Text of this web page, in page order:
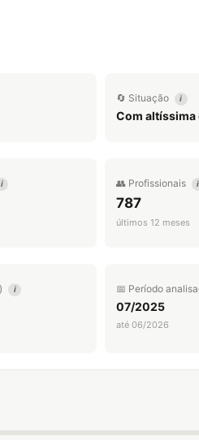
🔄 Situação i
Com altíssima
i 👥 Profissionais i
787
últimos 12 meses
i 📅 Período
07/2025
até 06/2026